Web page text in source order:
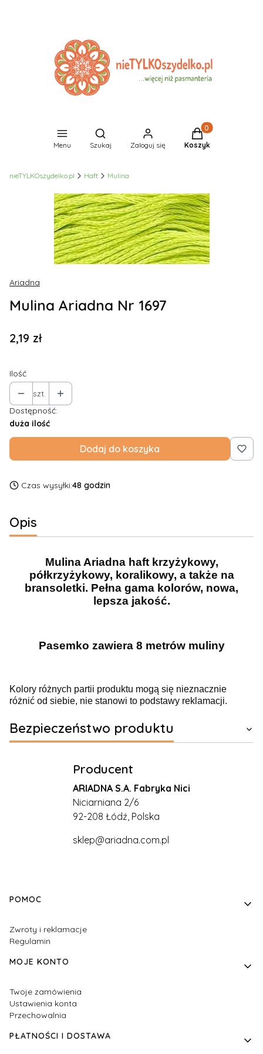
Menu
Otwórz wyszukiwarkę
Szukaj Zaloguj się
Produkty w
Koszyk
nieTYLKOszydelko.pl Haft Mulina
Ariadna
Mulina Ariadna Nr 1697
Cena
2,19 zł
Ilość
szt.
Dostępność:
duża ilość
Dodaj do koszyka
Czas wysyłki:48 godzin
Opis
Mulina Ariadna haft krzyżykowy,
półkrzyżykowy, koralikowy, a także na
bransoletki. Pełna gama kolorów, nowa,
lepsza jakość.
Pasemko zawiera 8 metrów muliny
Kolory różnych partii produktu mogą się nieznacznie
różnić od siebie, nie stanowi to podstawy reklamacji.
Bezpieczeństwo produktu
Producent
ARIADNA S.A. Fabryka Nici
Niciarniana 2/6
92-208 Łódź, Polska
sklep@ariadna.com.pl
Linki w stopce
POMOC
Zwroty i reklamacje
Regulamin
MOJE KONTO
Twoje zamówienia
Ustawienia konta
Przechowalnia
PŁATNOŚCI I DOSTAWA